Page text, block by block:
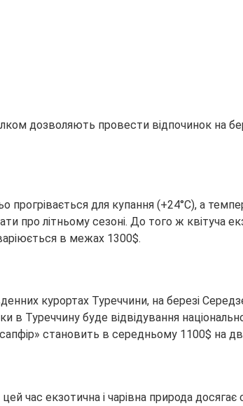
дозволяють провести відпочинок на
для купання (+24°С), а
про літньому сезоні. До того ж квітуча
в межах 1300$.
курортах Туреччини, на березі
Туреччину буде відвідування
сапфір» становить в середньому 1100$ на
час екзотична і чарівна природа